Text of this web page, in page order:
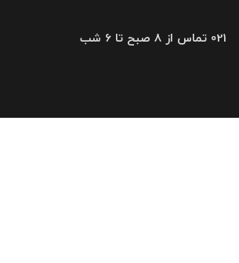
021 تماس از 8 صبح تا 6 شب